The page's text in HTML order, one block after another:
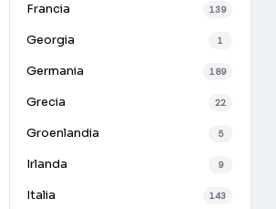
Francia 139
Georgia 1
Germania 189
Grecia 22
Groenlandia 5
Irlanda 9
Italia 143